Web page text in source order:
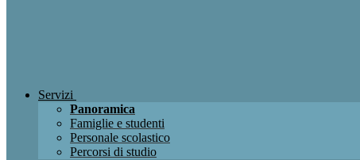
Servizi
Panoramica
Famiglie e studenti
Personale scolastico
Percorsi di studio